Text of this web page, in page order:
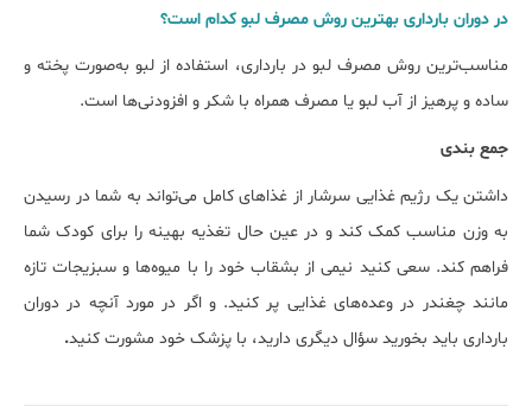
در دوران بارداری بهترین روش مصرف لبو کدام است؟
مناسب‌ترین روش مصرف لبو در بارداری، استفاده از لبو به‌صورت پخته و
ساده و پرهیز از آب لبو یا مصرف همراه با شکر و افزودنی‌ها است.
جمع بندی
داشتن یک رژیم غذایی سرشار از غذاهای کامل می‌تواند به شما در رسیدن
به وزن مناسب کمک کند و در عین حال تغذیه بهینه را برای کودک شما
فراهم کند. سعی کنید نیمی از بشقاب خود را با میوه‌ها و سبزیجات تازه
مانند چغندر در وعده‌های غذایی پر کنید. و اگر در مورد آنچه در دوران
بارداری باید بخورید سؤال دیگری دارید، با پزشک خود مشورت کنید.